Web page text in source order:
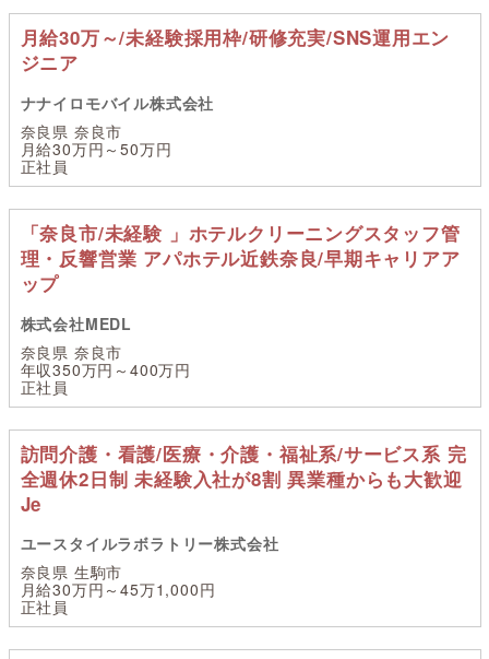
月給30万～/未経験採用枠/研修充実/SNS運用エン
ジニア
ナナイロモバイル株式会社
奈良県 奈良市
月給30万円～50万円
正社員
「奈良市/未経験 」ホテルクリーニングスタッフ管
理・反響営業 アパホテル近鉄奈良/早期キャリアア
ップ
株式会社MEDL
奈良県 奈良市
年収350万円～400万円
正社員
訪問介護・看護/医療・介護・福祉系/サービス系 完
全週休2日制 未経験入社が8割 異業種からも大歓迎
Je
ユースタイルラボラトリー株式会社
奈良県 生駒市
月給30万円～45万1,000円
正社員